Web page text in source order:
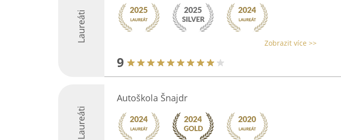
Laureáti Zobrazit více >>
9
Laureáti
Autoškola Šnajdr